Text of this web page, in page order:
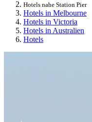
Hotels nahe Station Pier
Hotels in Melbourne
Hotels in Victoria
Hotels in Australien
Hotels